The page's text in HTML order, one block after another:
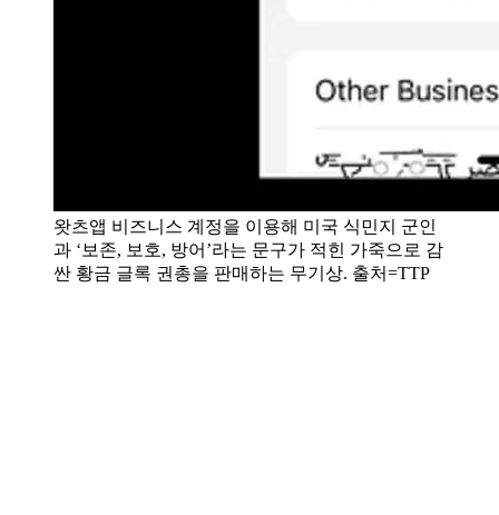
왓츠앱 비즈니스 계정을 이용해 미국 식민지 군인
과 ‘보존, 보호, 방어’라는 문구가 적힌 가죽으로 감
싼 황금 글록 권총을 판매하는 무기상. 출처=TTP